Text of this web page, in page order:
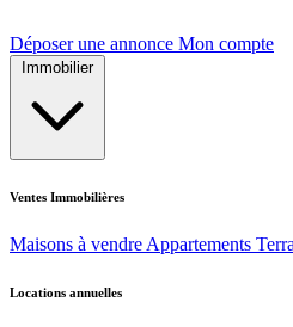
Déposer une annonce Mon compte
Immobilier
Ventes Immobilières
Maisons à vendre Appartements
Locations annuelles